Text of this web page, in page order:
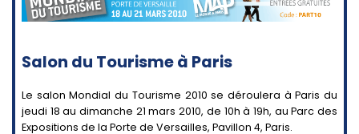
Salon du Tourisme à Paris
Le salon Mondial du Tourisme 2010 se déroulera à Paris du
jeudi 18 au dimanche 21 mars 2010, de 10h à 19h, au Parc des
Expositions de la Porte de Versailles, Pavillon 4, Paris.